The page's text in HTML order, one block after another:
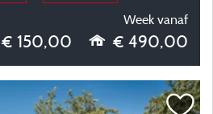
Week vanaf
€ 150,00 € 490,00